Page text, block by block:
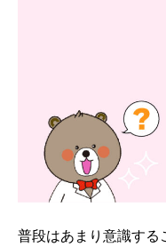
普段はあまり意識する